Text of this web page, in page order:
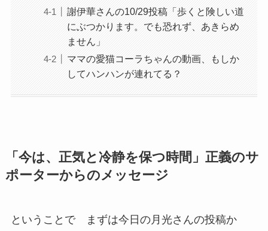
謝伊華さんの10/29投稿「歩くと険しい道
にぶつかります。でも恐れず、あきらめ
ません」
ママの愛猫コーラちゃんの動画、もしか
してハンハンが連れてる？
「今は、正気と冷静を保つ時間」正義のサ
ポーターからのメッセージ
ということで まずは今日の月光さんの投稿か